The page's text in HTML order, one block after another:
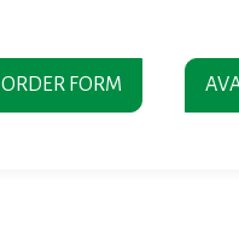
ORDER FORM